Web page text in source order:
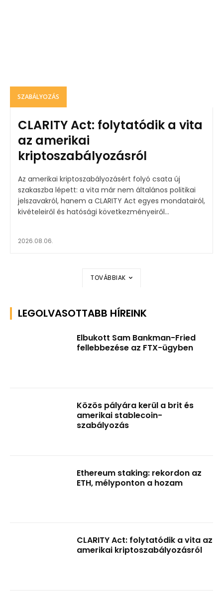
SZABÁLYOZÁS
CLARITY Act: folytatódik a vita
az amerikai
kriptoszabályozásról
Az amerikai kriptoszabályozásért folyó csata új
szakaszba lépett: a vita már nem általános politikai
jelszavakról, hanem a CLARITY Act egyes mondatairól,
kivételeiről és hatósági következményeiről...
2026.08.06.
TOVÁBBIAK
LEGOLVASOTTABB HÍREINK
Elbukott Sam Bankman-Fried
fellebbezése az FTX-ügyben
Közös pályára kerül a brit és
amerikai stablecoin-
szabályozás
Ethereum staking: rekordon az
ETH, mélyponton a hozam
CLARITY Act: folytatódik a vita az
amerikai kriptoszabályozásról